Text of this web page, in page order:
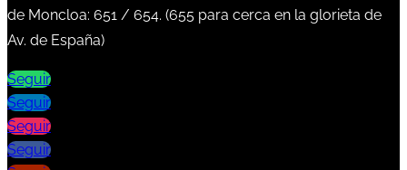
de Moncloa: 651 / 654. (655 para cerca en la glorieta de
Av. de España)
Seguir
Seguir
Seguir
Seguir